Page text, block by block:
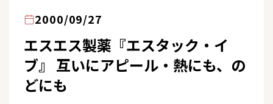
2000/09/27
エスエス製薬『エスタック・イ
ブ』 互いにアピール・熱にも、の
どにも